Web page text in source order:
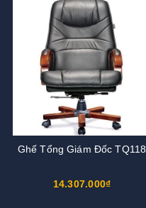
Ghế Tổng Giám Đốc TQ118
14.307.000₫